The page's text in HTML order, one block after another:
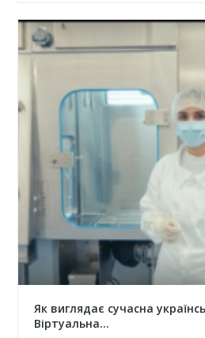
Як виглядає сучасна
Віртуальна...